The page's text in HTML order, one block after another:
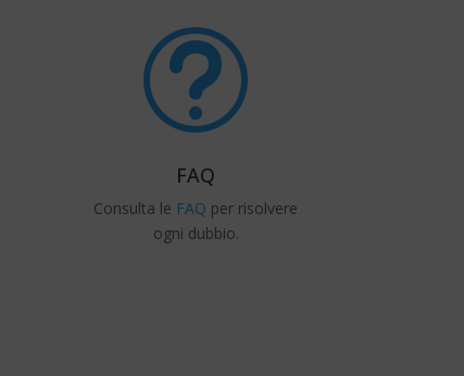
t
FAQ
Consulta le FAQ per risolvere
ogni dubbio.